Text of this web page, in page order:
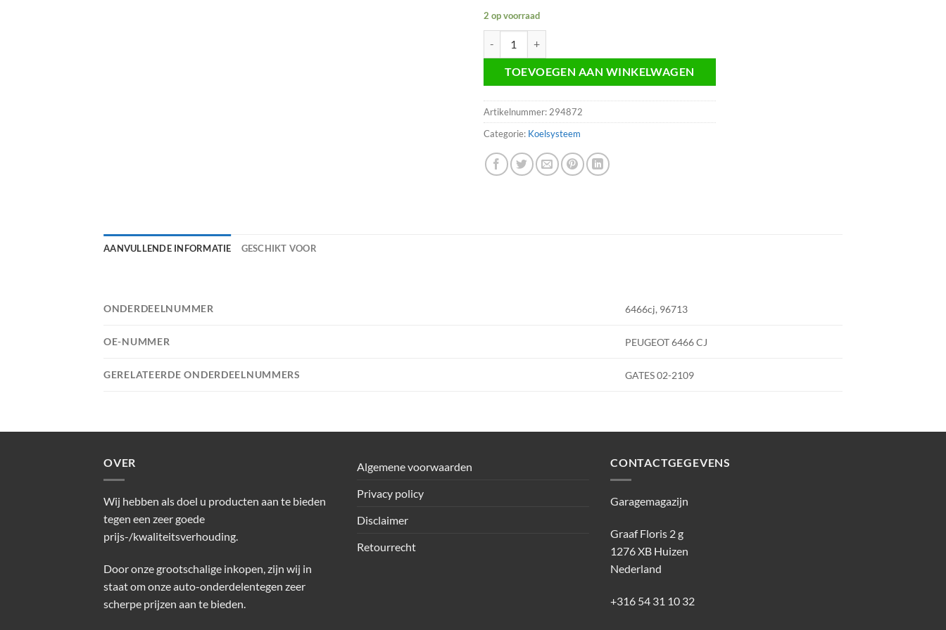
2 op voorraad
TOEVOEGEN AAN WINKELWAGEN
Artikelnummer: 294872
Categorie: Koelsysteem
AANVULLENDE INFORMATIE GESCHIKT VOOR
ONDERDEELNUMMER 6466cj, 96713
OE-NUMMER PEUGEOT 6466 CJ
GERELATEERDE ONDERDEELNUMMERS GATES 02-2109
OVER
Wij hebben als doel u producten aan te bieden
tegen een zeer goede
prijs-/kwaliteitsverhouding.
Door onze grootschalige inkopen, zijn wij in
staat om onze auto-onderdelentegen zeer
scherpe prijzen aan te bieden.
Algemene voorwaarden
Privacy policy
Disclaimer
Retourrecht
CONTACTGEGEVENS
Garagemagazijn
Graaf Floris 2 g
1276 XB Huizen
Nederland
+316 54 31 10 32